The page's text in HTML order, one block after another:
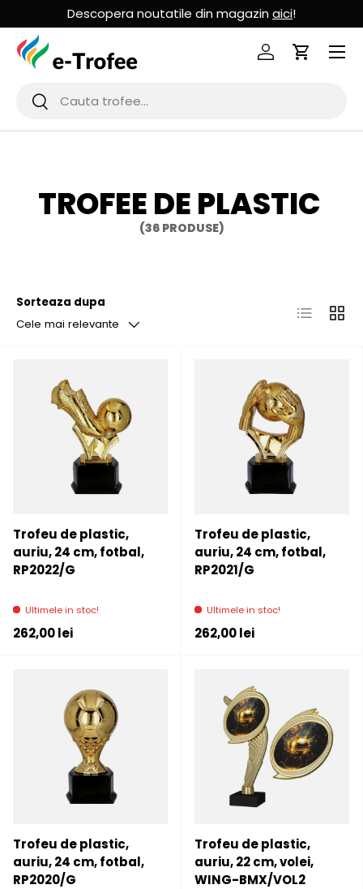
MERGI LA CONTINUT
Descopera noutatile din magazin aici!
Cauta
Cauta
Logheaza-te
Cos de
TROFEE DE PLASTIC
(36 PRODUSE)
Sorteaza dupa
Cele mai relevante
Lista Grila
Trofeu de plastic,
auriu, 24 cm, fotbal,
RP2022/G
Ultimele in stoc!
Pret initial
262,00 lei
Trofeu de plastic,
auriu, 24 cm, fotbal,
RP2021/G
Ultimele in stoc!
Pret initial
262,00 lei
Trofeu de plastic,
auriu, 24 cm, fotbal,
RP2020/G
Trofeu de plastic,
auriu, 22 cm, volei,
WING-BMX/VOL2